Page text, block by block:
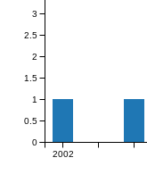
2002
0
0.5
1
1.5
2
2.5
3